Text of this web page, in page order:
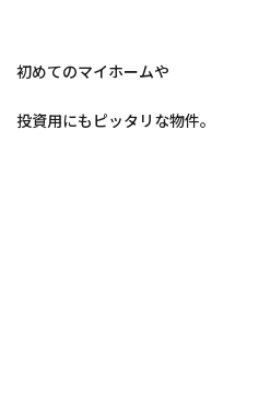
初めてのマイホームや
投資用にもピッタリな物件。